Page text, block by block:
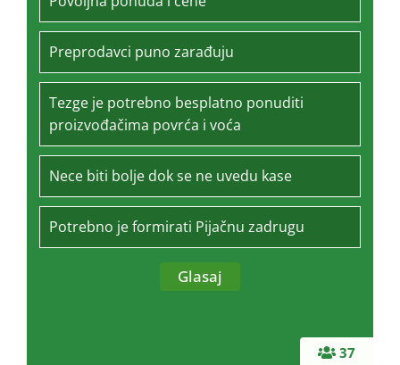
37
Preprodavci puno zarađuju
Tezge je potrebno besplatno ponuditi
proizvođačima povrća i voća
Nece biti bolje dok se ne uvedu kase
Potrebno je formirati Pijačnu zadrugu